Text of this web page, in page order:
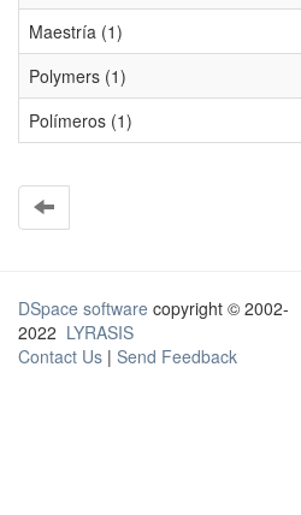
Maestría (1)
Polymers (1)
Polímeros (1)
DSpace software copyright © 2002-
2022 LYRASIS
Contact Us | Send Feedback